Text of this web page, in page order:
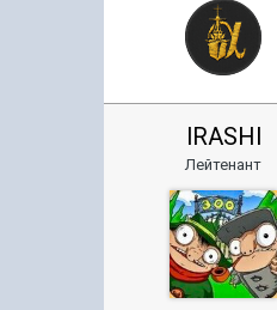
lRASHl
Лейтенант